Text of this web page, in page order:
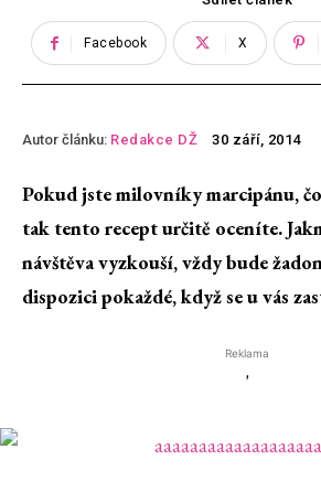
Facebook X
Autor článku: Redakce DŽ 30 září, 2014
Pokud jste milovníky marcipánu,
tak tento recept určitě oceníte.
návštěva vyzkouší, vždy bude
dispozici pokaždé, když se u vás
Reklama
'